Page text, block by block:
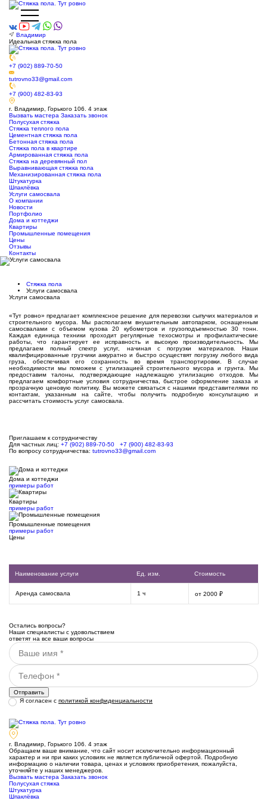
Владимир
Идеальная стяжка пола
+7 (902) 889-70-50
tutrovno33@gmail.com
+7 (900) 482-83-93
г. Владимир, Горького 106. 4 этаж
Вызвать мастера Заказать звонок
Полусухая стяжка
Стяжка теплого пола
Цементная стяжка пола
Бетонная стяжка пола
Стяжка пола в квартире
Армированная стяжка пола
Стяжка на деревянный пол
Выравнивающая стяжка пола
Механизированная стяжка пола
Штукатурка
Шпаклёвка
Услуги самосвала
О компании
Новости
Портфолио
Дома и коттеджи
Квартиры
Промышленные помещения
Цены
Отзывы
Контакты
Стяжка пола
Услуги самосвала
Услуги самосвала
«Тут ровно» предлагает комплексное решение для перевозки сыпучих материалов и
строительного мусора. Мы располагаем внушительным автопарком, оснащенным
самосвалами с объемом кузова 20 кубометров и грузоподъемностью 30 тонн.
Каждая единица техники проходит регулярные техосмотры и профилактические
работы, что гарантирует ее исправность и высокую производительность. Мы
предлагаем полный спектр услуг, начиная с погрузки материалов. Наши
квалифицированные грузчики аккуратно и быстро осуществят погрузку любого вида
груза, обеспечивая его сохранность во время транспортировки. В случае
необходимости мы поможем с утилизацией строительного мусора и грунта. Мы
предоставим талоны, подтверждающие надлежащую утилизацию отходов. Мы
предлагаем комфортные условия сотрудничества, быстрое оформление заказа и
прозрачную ценовую политику. Вы можете связаться с нашими представителями по
контактам, указанным на сайте, чтобы получить подробную консультацию и
рассчитать стоимость услуг самосвала.
Приглашаем к сотрудничеству
Для частных лиц: +7 (902) 889-70-50
+7 (900) 482-83-93
По вопросу сотрудничества: tutrovno33@gmail.com
Дома и коттеджи
примеры работ
Квартиры
примеры работ
Промышленные помещения
примеры работ
Цены
Наименование услуги Ед. изм. Стоимость
Аренда самосвала 1 ч от 2000 ₽
Остались вопросы?
Наши специалисты с удовольствием
ответят на все ваши вопросы
Я согласен с политикой конфиденциальности
г. Владимир, Горького 106. 4 этаж
Обращаем ваше внимание, что сайт носит исключительно информационный
характер и ни при каких условиях не является публичной офертой. Подробную
информацию о наличии товара, ценах и условиях приобретения, пожалуйста,
уточняйте у наших менеджеров.
Вызвать мастера Заказать звонок
Полусухая стяжка
Штукатурка
Шпаклёвка